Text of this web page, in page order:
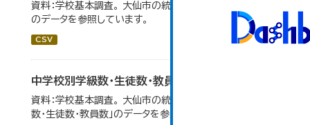
資料：学校基本調査。 大仙市の統計「14-3 小学校の状況」
のデータを参照しています。
CSV
中学校別学級数・生徒数・教員数
資料：学校基本調査。 大仙市の統計「14-6 中学校別学級
数・生徒数・教員数」のデータを参照しています。